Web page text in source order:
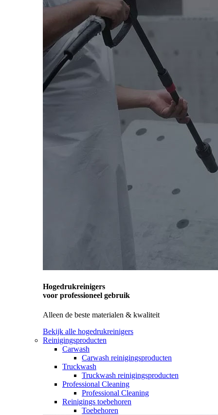
Hogedrukreinigers
voor professioneel gebruik
Alleen de beste materialen & kwaliteit
Bekijk alle hogedrukreinigers
Reinigingsproducten
Carwash
Carwash reinigingsproducten
Truckwash
Truckwash reinigingsproducten
Professional Cleaning
Professional Cleaning
Reinigings toebehoren
Toebehoren